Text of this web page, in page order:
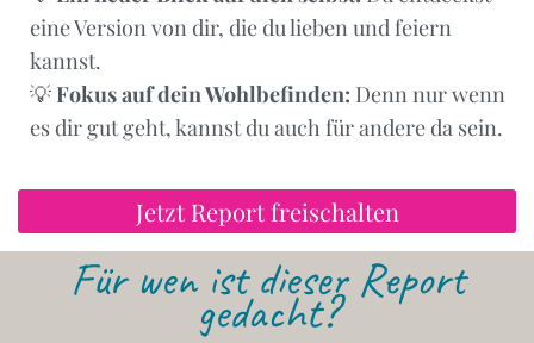
eine Version von dir, die du lieben und feiern
kannst.
💡Fokus auf dein Wohlbefinden: Denn nur wenn
es dir gut geht, kannst du auch für andere da sein.
Jetzt Report freischalten
Für wen ist dieser Report
gedacht?